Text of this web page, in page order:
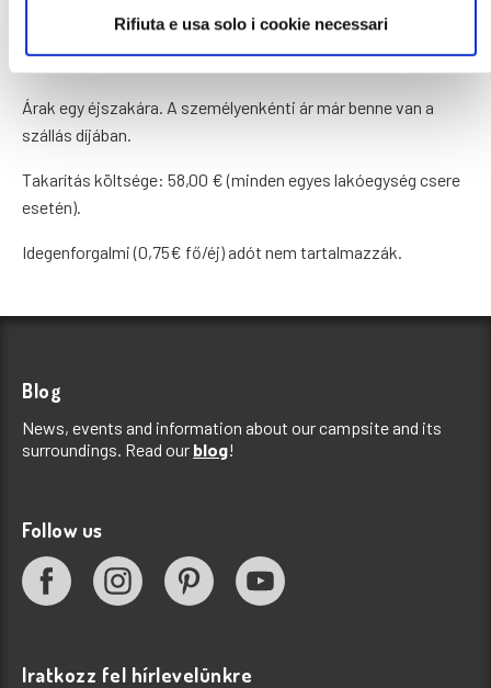
Rifiuta e usa solo i cookie necessari
12/09
19/09
04/10
Árak egy éjszakára. A személyenkénti ár már benne van a
szállás díjában.
Takarítás költsége: 58,00 € (minden egyes lakóegység csere
esetén).
Idegenforgalmi (0,75€ fő/éj) adót nem tartalmazzák.
Blog
News, events and information about our campsite and its
surroundings. Read our blog!
Follow us
Iratkozz fel hírlevelünkre